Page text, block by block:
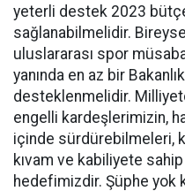
yeterli destek 2023
sağlanabilmelidir.
uluslararası spor
yanında en az bir
desteklenmelidir.
engelli kardeşlerimizin,
içinde sürdürebilmeleri,
kıvam ve kabiliyete
hedefimizdir. Şüphe yok